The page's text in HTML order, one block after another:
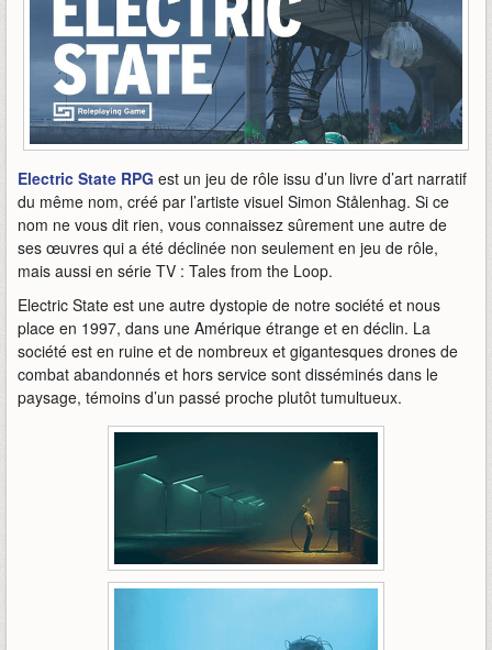
Electric State RPG est un jeu de rôle issu d’un livre d’art narratif
du même nom, créé par l’artiste visuel Simon Stålenhag. Si ce
nom ne vous dit rien, vous connaissez sûrement une autre de
ses œuvres qui a été déclinée non seulement en jeu de rôle,
mais aussi en série TV : Tales from the Loop.
Electric State est une autre dystopie de notre société et nous
place en 1997, dans une Amérique étrange et en déclin. La
société est en ruine et de nombreux et gigantesques drones de
combat abandonnés et hors service sont disséminés dans le
paysage, témoins d’un passé proche plutôt tumultueux.